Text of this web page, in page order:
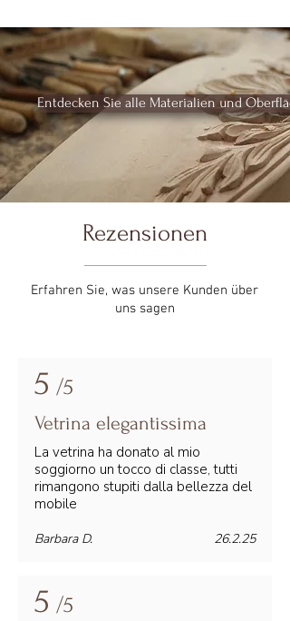
Entdecken Sie alle Materialien und
Rezensionen
Erfahren Sie, was unsere Kunden über
uns sagen
5 /5
Vetrina elegantissima
La vetrina ha donato al mio
soggiorno un tocco di classe, tutti
rimangono stupiti dalla bellezza del
mobile
26.2.25
Barbara D.
5 /5